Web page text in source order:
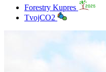
Forestry Kupres
TvojCO2